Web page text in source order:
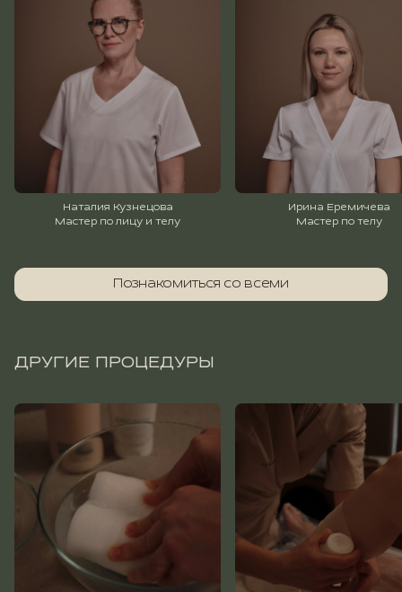
Наталия Кузнецова
Мастер по лицу и телу
Ирина Еремичева
Мастер по телу
Познакомиться со всеми
ДРУГИЕ ПРОЦЕДУРЫ